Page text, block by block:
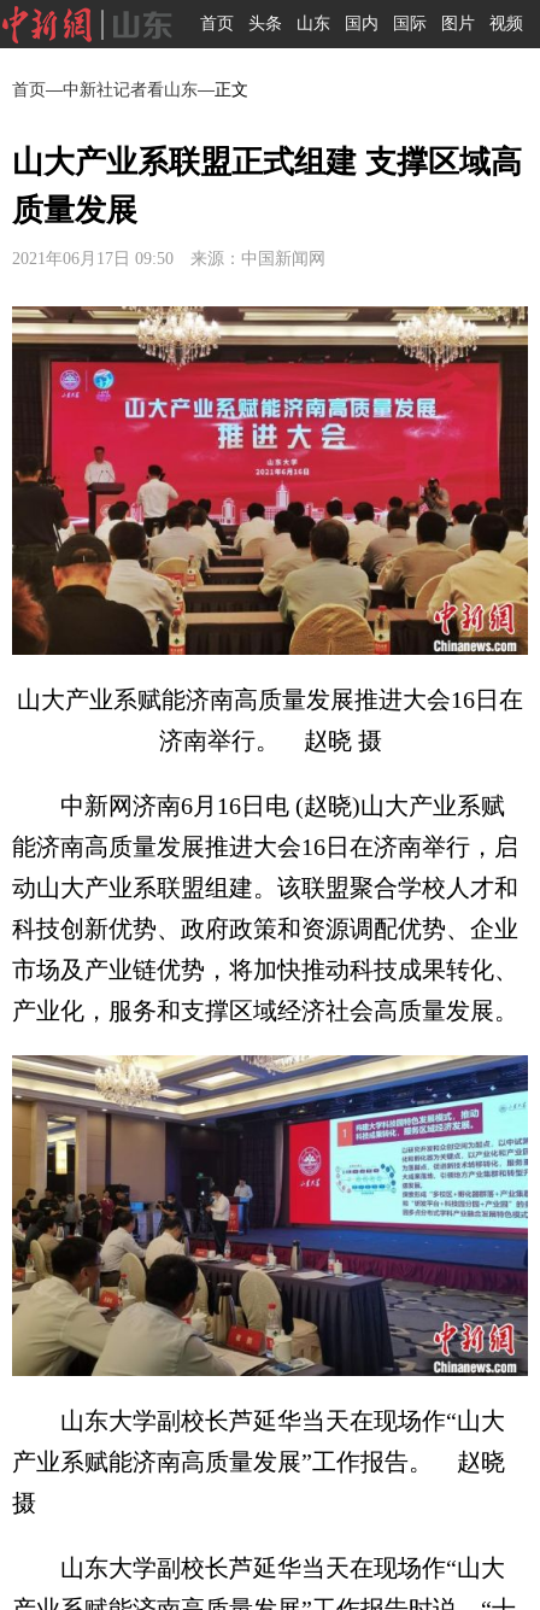
首页 头条 山东 国内 国际 图片 视频
首页—中新社记者看山东—正文
山大产业系联盟正式组建 支撑区域高
质量发展
2021年06月17日 09:50 来源：中国新闻网
山大产业系赋能济南高质量发展推进大会16日在
济南举行。 赵晓 摄
中新网济南6月16日电 (赵晓)山大产业系赋
能济南高质量发展推进大会16日在济南举行，启
动山大产业系联盟组建。该联盟聚合学校人才和
科技创新优势、政府政策和资源调配优势、企业
市场及产业链优势，将加快推动科技成果转化、
产业化，服务和支撑区域经济社会高质量发展。
山东大学副校长芦延华当天在现场作“山大
产业系赋能济南高质量发展”工作报告。 赵晓
摄
山东大学副校长芦延华当天在现场作“山大